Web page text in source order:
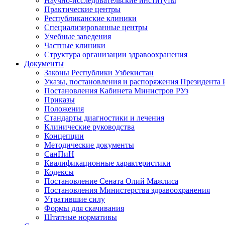
Практические центры
Республиканские клиники
Специализированные центры
Учебные заведения
Частные клиники
Структура организации здравоохранения
Документы
Законы Республики Узбекистан
Указы, постановления и распоряжения Президента
Постановления Кабинета Министров РУз
Приказы
Положения
Стандарты диагностики и лечения
Клинические руководства
Концепции
Методические документы
СанПиН
Квалификационные характеристики
Кодексы
Постановление Сената Олий Мажлиса
Постановления Министерства здравоохранения
Утратившие силу
Формы для скачивания
Штатные нормативы